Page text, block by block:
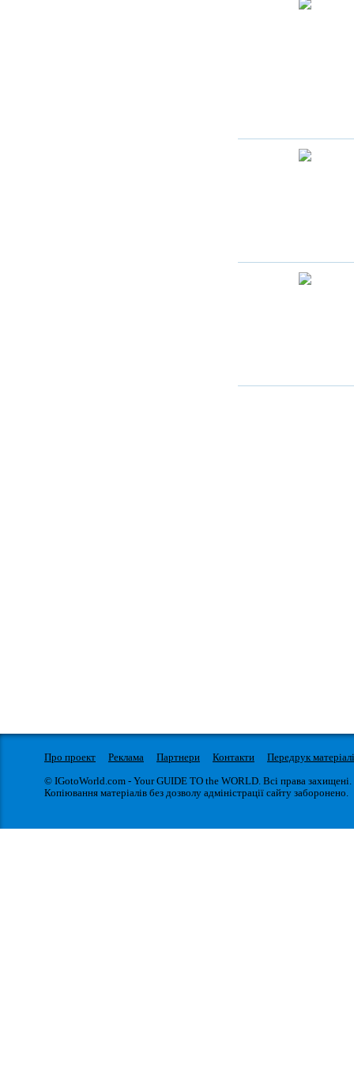
Про проект Реклама Партнери Контакти
Передрук
© IGotoWorld.com - Your GUIDE TO the WORLD. Всі права захищені.
Копіювання матеріалів без дозволу адміністрації сайту заборонено.